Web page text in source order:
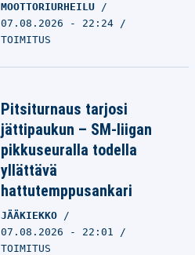
MOOTTORIURHEILU
07.08.2026 - 22:24
TOIMITUS
Pitsiturnaus tarjosi
jättipaukun – SM-liigan
pikkuseuralla todella
yllättävä
hattutemppusankari
JÄÄKIEKKO
07.08.2026 - 22:01
TOIMITUS